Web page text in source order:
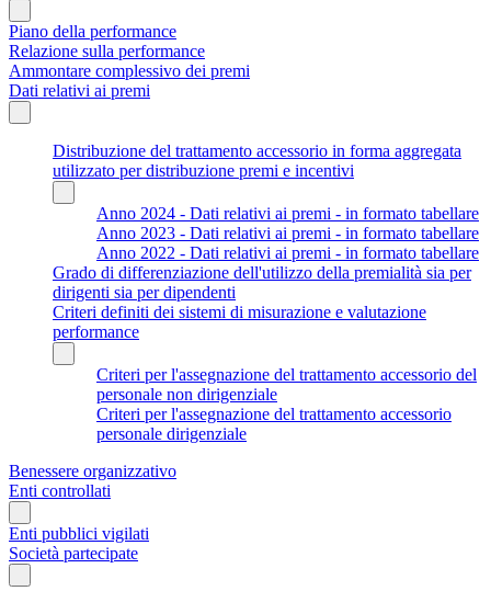
Piano della performance
Relazione sulla performance
Ammontare complessivo dei premi
Dati relativi ai premi
Distribuzione del trattamento accessorio in forma aggregata
utilizzato per distribuzione premi e incentivi
Anno 2024 - Dati relativi ai premi - in formato tabellare
Anno 2023 - Dati relativi ai premi - in formato tabellare
Anno 2022 - Dati relativi ai premi - in formato tabellare
Grado di differenziazione dell'utilizzo della premialità sia per
dirigenti sia per dipendenti
Criteri definiti dei sistemi di misurazione e valutazione
performance
Criteri per l'assegnazione del trattamento accessorio del
personale non dirigenziale
Criteri per l'assegnazione del trattamento accessorio
personale dirigenziale
Benessere organizzativo
Enti controllati
Enti pubblici vigilati
Società partecipate